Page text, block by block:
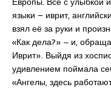
языки – иврит,
взял её за руки и
«Как дела?» ‒ и,
Иврит». Выйдя из
удивлением поймала
«Ангелы, здесь